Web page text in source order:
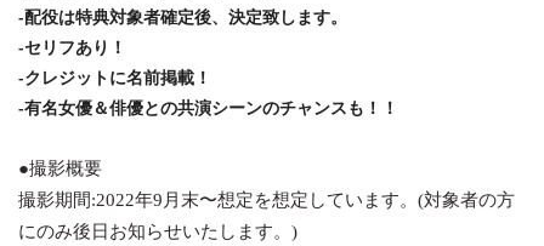
-配役は特典対象者確定後、決定致します。
-セリフあり！
-クレジットに名前掲載！
-有名女優＆俳優との共演シーンのチャンスも！！
●撮影概要
撮影期間:2022年9 月末〜想定を想定しています。(対象者の方
にのみ後日お知らせいたします。)